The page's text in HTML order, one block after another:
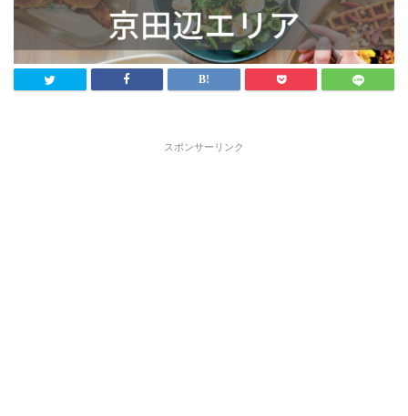
スポンサーリンク